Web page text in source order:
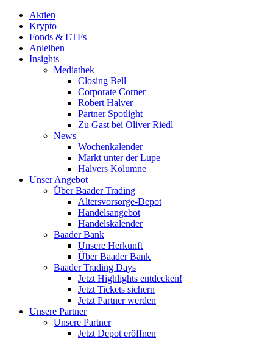
Aktien
Krypto
Fonds & ETFs
Anleihen
Insights
Mediathek
Closing Bell
Corporate Corner
Robert Halver
Partner Spotlight
Zu Gast bei Oliver Riedl
News
Wochenkalender
Markt unter der Lupe
Halvers Kolumne
Unser Angebot
Über Baader Trading
Altersvorsorge-Depot
Handelsangebot
Handelskalender
Baader Bank
Unsere Herkunft
Über Baader Bank
Baader Trading Days
Jetzt Highlights entdecken!
Jetzt Tickets sichern
Jetzt Partner werden
Unsere Partner
Unsere Partner
Jetzt Depot eröffnen